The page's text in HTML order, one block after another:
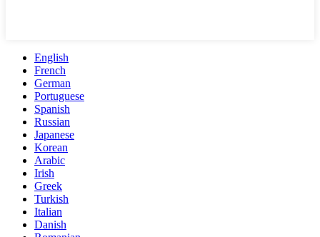
English
French
German
Portuguese
Spanish
Russian
Japanese
Korean
Arabic
Irish
Greek
Turkish
Italian
Danish